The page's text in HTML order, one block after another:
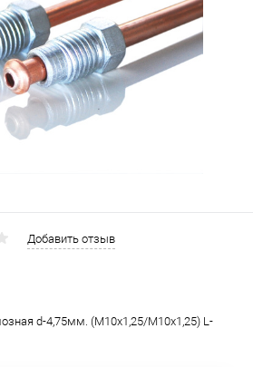
Добавить отзыв
d-4,75мм. (М10х1,25/М10х1,25) L-